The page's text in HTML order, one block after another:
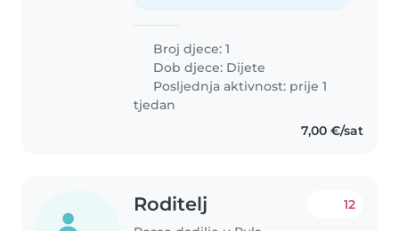
Broj djece: 1
Dob djece: Dijete
Posljednja aktivnost: prije 1
tjedan
7,00 €/sat
Roditelj 12